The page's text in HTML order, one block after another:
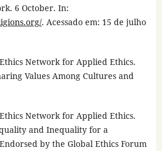
6 October. In:
. Acessado em: 15 de julho
Network for Applied Ethics.
Values Among Cultures and
Network for Applied Ethics.
and Inequality for a
by the Global Ethics Forum